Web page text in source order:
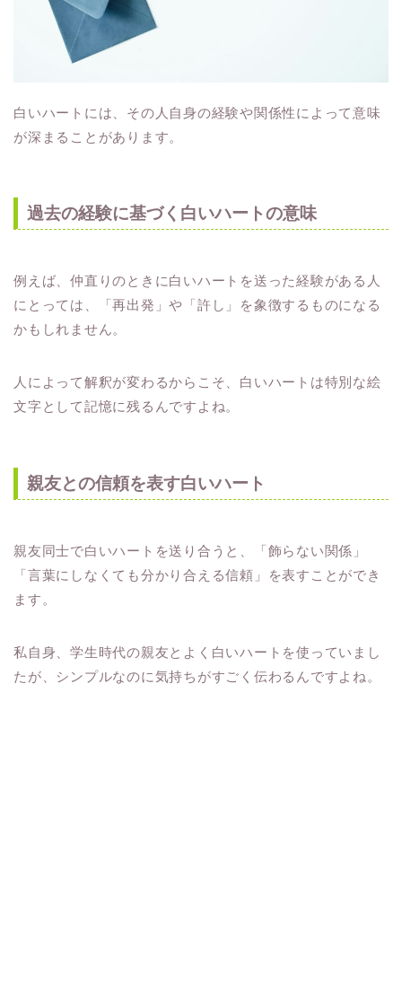
白いハートには、その人自身の経験や関係性によって意味
が深まることがあります。
過去の経験に基づく白いハートの意味
例えば、仲直りのときに白いハートを送った経験がある人
にとっては、「再出発」や「許し」を象徴するものになる
かもしれません。
人によって解釈が変わるからこそ、白いハートは特別な絵
文字として記憶に残るんですよね。
親友との信頼を表す白いハート
親友同士で白いハートを送り合うと、「飾らない関係」
「言葉にしなくても分かり合える信頼」を表すことができ
ます。
私自身、学生時代の親友とよく白いハートを使っていまし
たが、シンプルなのに気持ちがすごく伝わるんですよね。